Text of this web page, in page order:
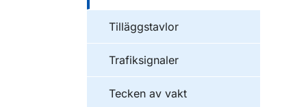
Tilläggstavlor
Trafiksignaler
Tecken av vakt